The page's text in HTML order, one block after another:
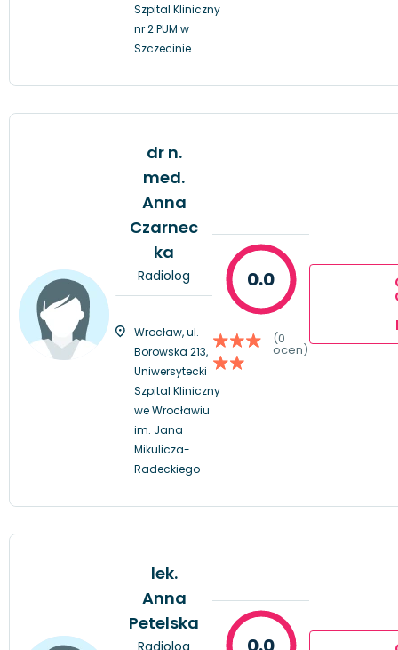
Szpital Kliniczny
nr 2 PUM w
Szczecinie
dr n.
med.
Anna
Czarnec
ka
Radiolog
Wrocław, ul.
Borowska 213,
Uniwersytecki
Szpital Kliniczny
we Wrocławiu
im. Jana
Mikulicza-
Radeckiego
0.0
(0
ocen)
lek.
Anna
Petelska
Radiolog